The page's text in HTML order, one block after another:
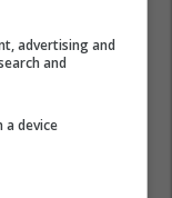
advertising and
and
device